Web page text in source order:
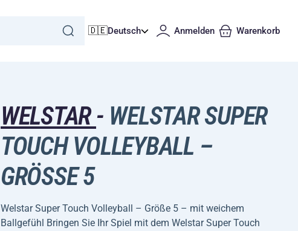
🇩🇪Deutsch Anmelden Warenkorb
WELSTAR- WELSTAR SUPER
TOUCH VOLLEYBALL –
GRÖSSE 5
Welstar Super Touch Volleyball – Größe 5 – mit weichem
Ballgefühl Bringen Sie Ihr Spiel mit dem Welstar Super Touch